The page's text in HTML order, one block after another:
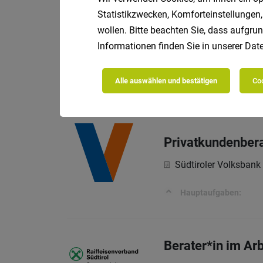
Junior-
Südtiroler Volksbank
Hauptaufgaben
Südtiroler Volksbank
Hauptaufgaben:
Berater*in im
Statistikzwecken,
wollen. Bitte beachten Sie, dass
Informationen finden Sie in unserer
Alle auswählen und bestätigen